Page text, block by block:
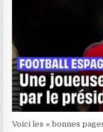
Voici les « bonnes